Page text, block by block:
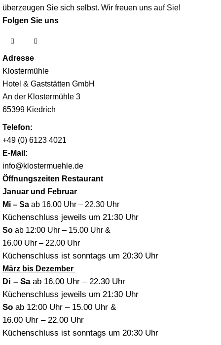
überzeugen Sie sich selbst. Wir freuen uns auf Sie!
Folgen Sie uns
Adresse
Klostermühle
Hotel & Gaststätten GmbH
An der Klostermühle 3
65399 Kiedrich
Telefon:
+49 (0) 6123 4021
E-Mail:
info@klostermuehle.de
Öffnungszeiten Restaurant
Januar und Februar
Mi – Sa ab 16.00 Uhr – 22.30 Uhr
Küchenschluss jeweils um 21:30 Uhr
So ab 12:00 Uhr – 15.00 Uhr &
16.00 Uhr – 22.00 Uhr
Küchenschluss ist sonntags um 20:30 Uhr
März bis Dezember
Di – Sa ab 16.00 Uhr – 22.30 Uhr
Küchenschluss jeweils um 21:30 Uhr
So ab 12:00 Uhr – 15.00 Uhr &
16.00 Uhr – 22.00 Uhr
Küchenschluss ist sonntags um 20:30 Uhr